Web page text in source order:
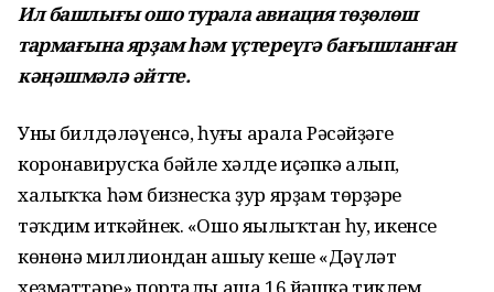
Ил башлығы ошо турала авиация төҙөлөш
тармағына ярҙам һәм үҫтереүгә бағышланған
кәңәшмәлә әйтте.
Уның билдәләүенсә, һуңғы арала Рәсәйҙәге
коронавирусҡа бәйле хәлде иҫәпкә алып,
халыҡҡа һәм бизнесҡа ҙур ярҙам төрҙәре
тәҡдим иткәйнек. «Ошо яңылыҡтан һуң, икенсе
көнөнә миллиондан ашыу кеше «Дәүләт